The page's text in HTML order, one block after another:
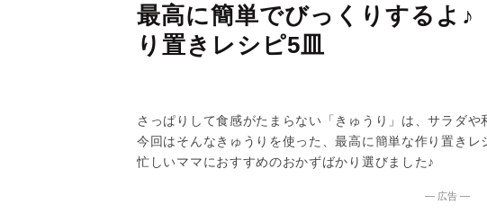
最高に簡単でびっくりするよ♪
り置きレシピ5皿
さっぱりして食感がたまらない「きゅうり」は、サラダ
今回はそんなきゅうりを使った、最高に簡単な作り置きレ
忙しいママにおすすめのおかずばかり選びました♪
― 広告 ―